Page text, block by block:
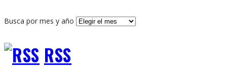
Busca por mes y año
RSS